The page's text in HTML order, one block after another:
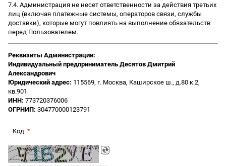
7.4. Администрация не несет ответственности за действия третьих
лиц (включая платежные системы, операторов связи, службы
доставки), которые могут повлиять на выполнение обязательств
перед Пользователем.
Реквизиты Администрации:
Индивидуальный предприниматель Десятов Дмитрий
Александрович
Юридический адрес: 115569, г. Москва, Каширское ш., д.80 к.2,
кв.901
ИНН: 773720376006
ОГРНИП: 304770000123791
Код